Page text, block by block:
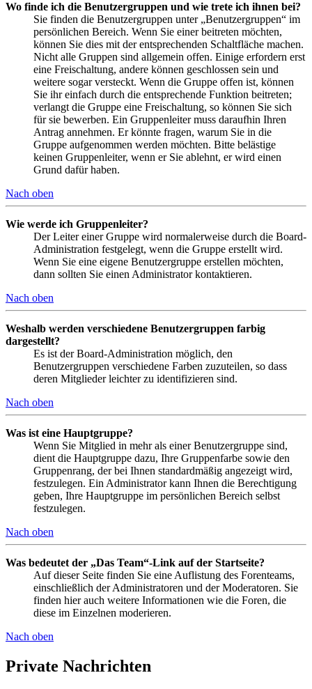
Wo finde ich die Benutzergruppen und wie trete ich ihnen bei?
Sie finden die Benutzergruppen unter „Benutzergruppen“ im
persönlichen Bereich. Wenn Sie einer beitreten möchten,
können Sie dies mit der entsprechenden Schaltfläche machen.
Nicht alle Gruppen sind allgemein offen. Einige erfordern erst
eine Freischaltung, andere können geschlossen sein und
weitere sogar versteckt. Wenn die Gruppe offen ist, können
Sie ihr einfach durch die entsprechende Funktion beitreten;
verlangt die Gruppe eine Freischaltung, so können Sie sich
für sie bewerben. Ein Gruppenleiter muss daraufhin Ihren
Antrag annehmen. Er könnte fragen, warum Sie in die
Gruppe aufgenommen werden möchten. Bitte belästige
keinen Gruppenleiter, wenn er Sie ablehnt, er wird einen
Grund dafür haben.
Nach oben
Wie werde ich Gruppenleiter?
Der Leiter einer Gruppe wird normalerweise durch die Board-
Administration festgelegt, wenn die Gruppe erstellt wird.
Wenn Sie eine eigene Benutzergruppe erstellen möchten,
dann sollten Sie einen Administrator kontaktieren.
Nach oben
Weshalb werden verschiedene Benutzergruppen farbig
dargestellt?
Es ist der Board-Administration möglich, den
Benutzergruppen verschiedene Farben zuzuteilen, so dass
deren Mitglieder leichter zu identifizieren sind.
Nach oben
Was ist eine Hauptgruppe?
Wenn Sie Mitglied in mehr als einer Benutzergruppe sind,
dient die Hauptgruppe dazu, Ihre Gruppenfarbe sowie den
Gruppenrang, der bei Ihnen standardmäßig angezeigt wird,
festzulegen. Ein Administrator kann Ihnen die Berechtigung
geben, Ihre Hauptgruppe im persönlichen Bereich selbst
festzulegen.
Nach oben
Was bedeutet der „Das Team“-Link auf der Startseite?
Auf dieser Seite finden Sie eine Auflistung des Forenteams,
einschließlich der Administratoren und der Moderatoren. Sie
finden hier auch weitere Informationen wie die Foren, die
diese im Einzelnen moderieren.
Nach oben
Private Nachrichten